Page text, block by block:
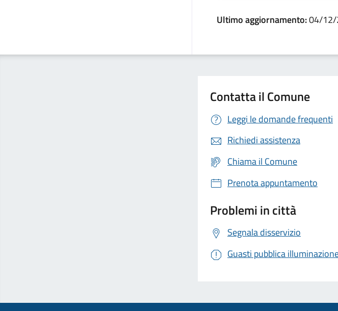
Ultimo aggiornamento:04/12/
Contatta il Comune
Leggi le domande frequenti
Richiedi assistenza
Chiama il Comune
Prenota appuntamento
Problemi in città
Segnala disservizio
Guasti pubblica